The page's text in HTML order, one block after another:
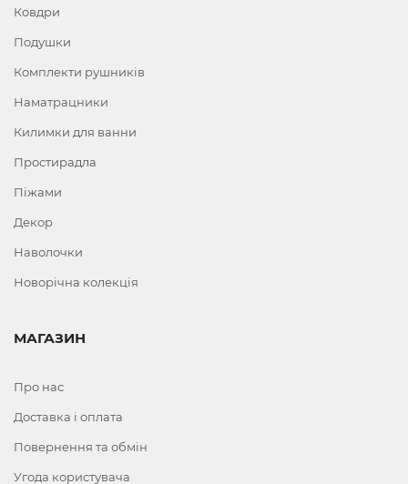
Ковдри
Подушки
Комплекти рушників
Наматрацники
Килимки для ванни
Простирадла
Піжами
Декор
Наволочки
Новорічна колекція
МАГАЗИН
Про нас
Доставка і оплата
Повернення та обмін
Угода користувача